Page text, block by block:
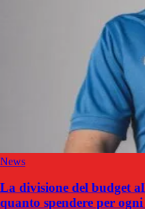
News
La divisione del budget
quanto spendere per